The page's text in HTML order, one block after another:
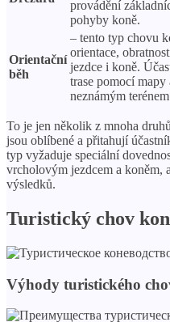
provádění
pohyby koně.
Orientační
běh
– tento typ chovu
orientace,
jezdce i koně.
trase pomocí mapy
neznámým
To je jen několik z mnoha
jsou oblíbené a přitahují
typ vyžaduje speciální
vrcholovým jezdcem a koněm,
výsledků.
Turistický chov
Výhody turistického